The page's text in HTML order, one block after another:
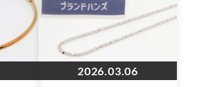
2026.03.06